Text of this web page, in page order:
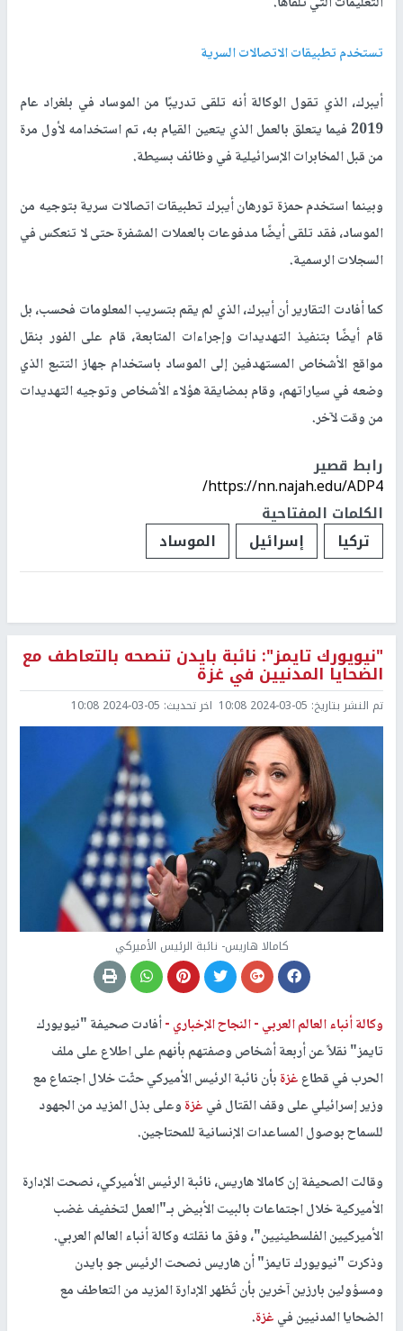
تستخدم تطبيقات الاتصالات السرية
أيبرك، الذي تقول الوكالة أنه تلقى تدريبًا من الموساد في بلغراد عام
2019 فيما يتعلق بالعمل الذي يتعين القيام به، تم استخدامه لأول مرة
من قبل المخابرات الإسرائيلية في وظائف بسيطة.
وبينما استخدم حمزة تورهان أيبرك تطبيقات اتصالات سرية بتوجيه من
الموساد، فقد تلقى أيضًا مدفوعات بالعملات المشفرة حتى لا تنعكس في
السجلات الرسمية.
كما أفادت التقارير أن أيبرك، الذي لم يقم بتسريب المعلومات فحسب، بل
قام أيضًا بتنفيذ التهديدات وإجراءات المتابعة، قام على الفور بنقل
مواقع الأشخاص المستهدفين إلى الموساد باستخدام جهاز التتبع الذي
وضعه في سياراتهم، وقام بمضايقة هؤلاء الأشخاص وتوجيه التهديدات
من وقت لآخر.
رابط قصير
https://nn.najah.edu/ADP4/
الكلمات المفتاحية
تركيا
إسرائيل الموساد
"نيويورك تايمز": نائبة بايدن تنصحه بالتعاطف مع
الضحايا المدنيين في غزة
تم النشر بتاريخ: 2024-03-05 10:08 اخر تحديث: 2024-03-05 10:08
كامالا هاريس- نائبة الرئيس الأميركي
وكالة أنباء العالم العربي -النجاح الإخباري -أفادت صحيفة "نيويورك
تايمز" نقلاً عن أربعة أشخاص وصفتهم بأنهم على اطلاع على ملف
الحرب في قطاعغزةبأن نائبة الرئيس الأميركي حثّت خلال اجتماع مع
وزير إسرائيلي على وقف القتال فيغزةوعلى بذل المزيد من الجهود
للسماح بوصول المساعدات الإنسانية للمحتاجين.
وقالت الصحيفة إن كامالا هاريس، نائبة الرئيس الأميركي، نصحت الإدارة
الأميركية خلال اجتماعات بالبيت الأبيض بـ"العمل لتخفيف غضب
الأميركيين الفلسطينيين"، وفق ما نقلته وكالة أنباء العالم العربي.
وذكرت "نيويورك تايمز" أن هاريس نصحت الرئيس جو بايدن
ومسؤولين بارزين آخرين بأن تُظهر الإدارة المزيد من التعاطف مع
الضحايا المدنيين فيغزة.